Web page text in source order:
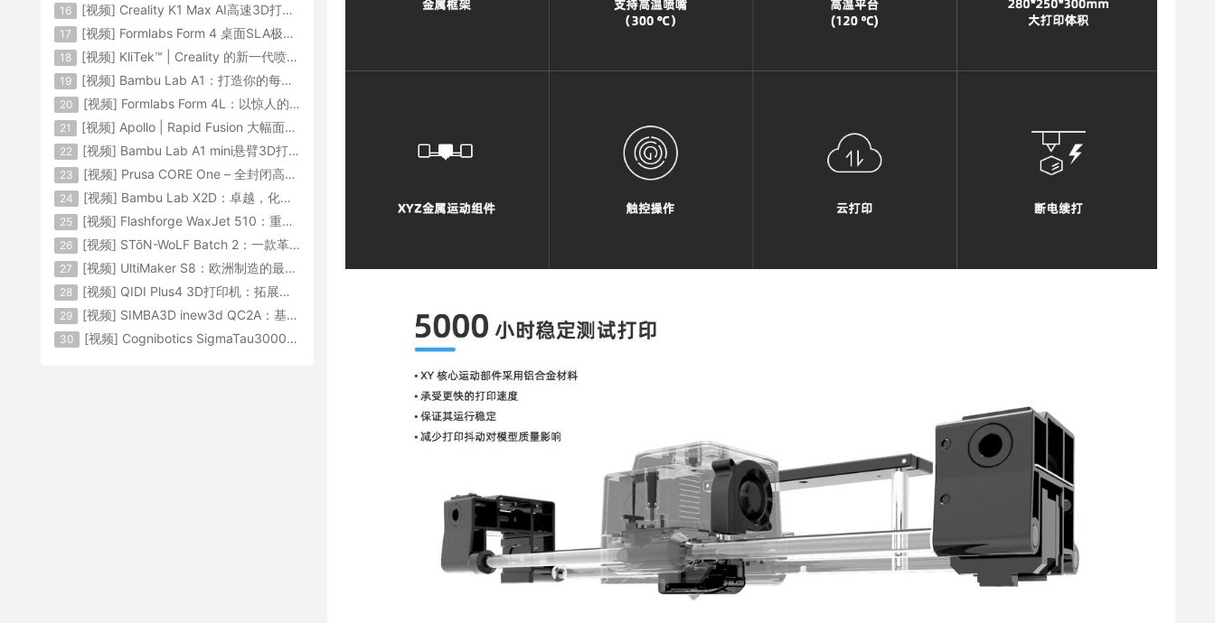
16 [视频] Creality K1 Max AI高速3D打印机：600mm/s打印速度 史诗般的飞跃
17 [视频] Formlabs Form 4 桌面SLA极速3D打印机 工业级打印质量
18 [视频] KliTek™ | Creality 的新一代喷嘴更换系统
19 [视频] Bambu Lab A1：打造你的每一份热爱
20 [视频] Formlabs Form 4L：以惊人的速度获得工业级部件
21 [视频] Apollo | Rapid Fusion 大幅面颗粒3D打印系统
22 [视频] Bambu Lab A1 mini悬臂3D打印机：让多色打印成为标配
23 [视频] Prusa CORE One – 全封闭高速CoreXY 3D打印机配备主动腔体温度控制
24 [视频] Bambu Lab X2D：卓越，化繁为简！
25 [视频] Flashforge WaxJet 510：重新定义精度 专为K金珠宝铸造而生
26 [视频] STōN-WoLF Batch 2：一款革命性的“飞行龙门架”3D打印机
27 [视频] UltiMaker S8：欧洲制造的最快的桌面双材料专业3D打印机
28 [视频] QIDI Plus4 3D打印机：拓展您的想象力
29 [视频] SIMBA3D inew3d QC2A：基于AI建模的桌面全彩色3D打印机
30 [视频] Cognibotics SigmaTau3000 轻型机器人：智能制造的未来